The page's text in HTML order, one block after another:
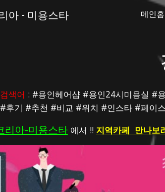
Skip to main
아 - 미용스타 메인홈
색어 : #용인헤어샵 #용인24시미용실 #
후기 #추천 #비교 #위치 #인스타 #페이
리아-미용스타 에서 !! 지역카페  만나보